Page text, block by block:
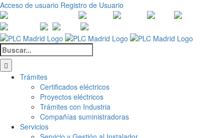
Saltar
al
contenido
Acceso de usuario Registro de Usuario
Canales
de
WhatsApp
Linkedin Youtube Tiktok Facebook
X
Twitch Contacto
Buscar:
Trámites
Certificados eléctricos
Proyectos eléctricos
Trámites con Industria
Compañías suministradoras
Servicios